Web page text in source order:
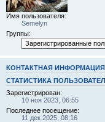
Имя пользователя:
Semelyn
Группы:
КОНТАКТНАЯ ИНФОРМАЦИЯ
СТАТИСТИКА
Зарегистрирован:
10 ноя 2023, 06:55
Последнее посещение:
11 дек 2025, 08:16